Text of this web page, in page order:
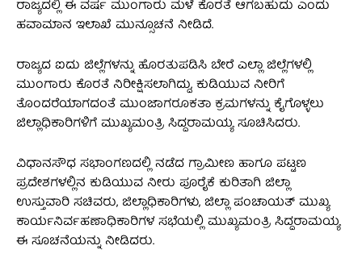
ರಾಜ್ಯದಲ್ಲಿ ಈ ವರ್ಷ ಮುಂಗಾರು ಮಳೆ ಕೊರತೆ ಆಗಬಹುದು ಎಂದು
ಹವಾಮಾನ ಇಲಾಖೆ ಮುನ್ಸೂಚನೆ ನೀಡಿದೆ.
ರಾಜ್ಯದ ಐದು ಜಿಲ್ಲೆಗಳನ್ನು ಹೊರತುಪಡಿಸಿ ಬೇರೆ ಎಲ್ಲಾ ಜಿಲ್ಲೆಗಳಲ್ಲಿ
ಮುಂಗಾರು ಕೊರತೆ ನಿರೀಕ್ಷಿಸಲಾಗಿದ್ದು, ಕುಡಿಯುವ ನೀರಿಗೆ
ತೊಂದರೆಯಾಗದಂತೆ ಮುಂಜಾಗರೂಕತಾ ಕ್ರಮಗಳನ್ನು ಕೈಗೊಳ್ಳಲು
ಜಿಲ್ಲಾಧಿಕಾರಿಗಳಿಗೆ ಮುಖ್ಯಮಂತ್ರಿ ಸಿದ್ದರಾಮಯ್ಯ ಸೂಚಿಸಿದರು.
ವಿಧಾನಸೌಧ ಸಭಾಂಗಣದಲ್ಲಿ ನಡೆದ ಗ್ರಾಮೀಣ ಹಾಗೂ ಪಟ್ಟಣ
ಪ್ರದೇಶಗಳಲ್ಲಿನ ಕುಡಿಯುವ ನೀರು ಪೂರೈಕೆ ಕುರಿತಾಗಿ ಜಿಲ್ಲಾ
ಉಸ್ತುವಾರಿ ಸಚಿವರು, ಜಿಲ್ಲಾಧಿಕಾರಿಗಳು, ಜಿಲ್ಲಾ ಪಂಚಾಯತ್ ಮುಖ್ಯ
ಕಾರ್ಯನಿರ್ವಹಣಾಧಿಕಾರಿಗಳ ಸಭೆಯಲ್ಲಿ ಮುಖ್ಯಮಂತ್ರಿ ಸಿದ್ದರಾಮಯ್ಯ
ಈ ಸೂಚನೆಯನ್ನು ನೀಡಿದರು.